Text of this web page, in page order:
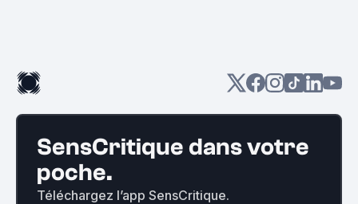
SensCritique dans votre
poche.
Téléchargez l’app SensCritique.